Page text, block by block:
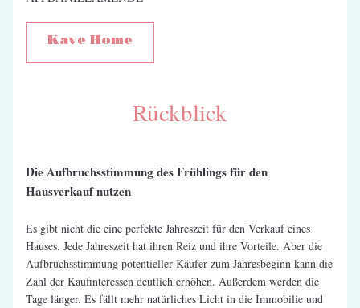
Kave Home
Rückblick
Die Aufbruchsstimmung des Frühlings für den
Hausverkauf nutzen
Es gibt nicht die eine perfekte Jahreszeit für den Verkauf eines
Hauses. Jede Jahreszeit hat ihren Reiz und ihre Vorteile. Aber die
Aufbruchsstimmung potentieller Käufer zum Jahresbeginn kann die
Zahl der Kaufinteressen deutlich erhöhen. Außerdem werden die
Tage länger. Es fällt mehr natürliches Licht in die Immobilie und